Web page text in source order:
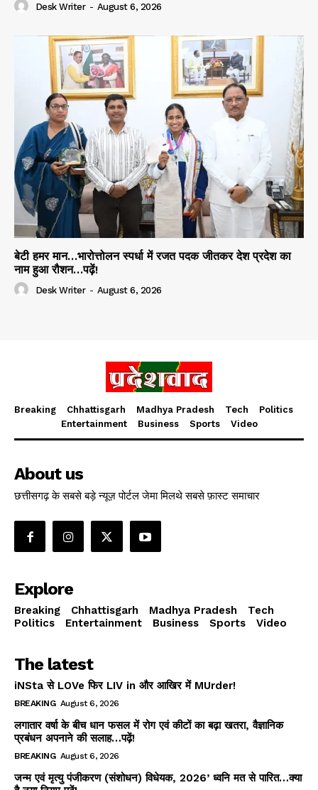
Desk Writer - August 6, 2026
बेटी हमर मान…भारोत्तोलन स्पर्धा में रजत पदक जीतकर देश प्रदेश का
नाम हुआ रौशन…पढ़ें!
Desk Writer - August 6, 2026
Breaking Chhattisgarh Madhya Pradesh Tech
Politics
Entertainment
Business Sports Video
About us
छत्तीसगढ़ के सबसे बड़े न्यूज़ पोर्टल जेमा मिलथे सबसे फ़ास्ट समाचार
Explore
Breaking Chhattisgarh Madhya Pradesh
Tech
Politics
Entertainment Business Sports Video
The latest
iNSta से LOVe फिर LIV in और आखिर में MUrder!
BREAKING August 6, 2026
लगातार वर्षा के बीच धान फसल में रोग एवं कीटों का बढ़ा खतरा, वैज्ञानिक
प्रबंधन अपनाने की सलाह…पढ़ें!
BREAKING August 6, 2026
जन्म एवं मृत्यु पंजीकरण (संशोधन) विधेयक, 2026’ ध्वनि मत से पारित…क्या